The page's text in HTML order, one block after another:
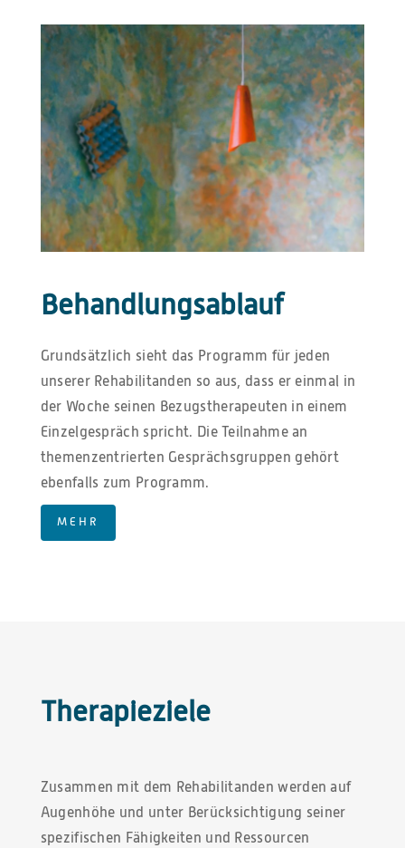
Behandlungsablauf
Grundsätzlich sieht das Programm für jeden
unserer Rehabilitanden so aus, dass er einmal in
der Woche seinen Bezugstherapeuten in einem
Einzelgespräch spricht. Die Teilnahme an
themenzentrierten Gesprächsgruppen gehört
ebenfalls zum Programm.
MEHR
Therapieziele
Zusammen mit dem Rehabilitanden werden auf
Augenhöhe und unter Berücksichtigung seiner
spezifischen Fähigkeiten und Ressourcen